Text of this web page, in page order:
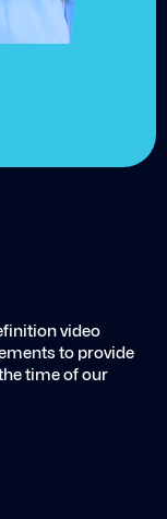
video
to provide
time of our